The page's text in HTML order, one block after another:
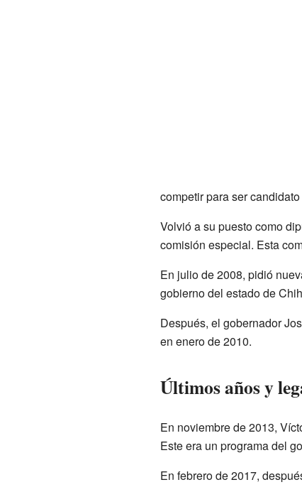
competir para ser
Volvió a su puesto como
comisión especial. Esta
En julio de 2008, pidió
gobierno del estado de
Después, el gobernador
en enero de 2010.
Últimos años y
En noviembre de 2013,
Este era un programa del
En febrero de 2017,